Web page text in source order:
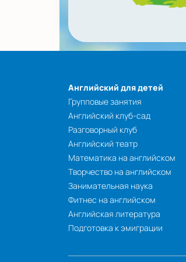
Английский для детей
Групповые занятия
Английский клуб-сад
Разговорный клуб
Английский театр
Математика на английском
Творчество на английском
Занимательная наука
Фитнес на английском
Английская литература
Подготовка к эмиграции